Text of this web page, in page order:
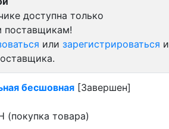
доступна только
поставщикам!
или зарегистрироваться и
бесшовная [Завершен]
товара)